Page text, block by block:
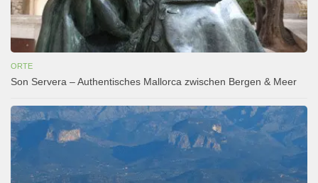
ORTE
Son Servera – Authentisches Mallorca zwischen Bergen & Meer